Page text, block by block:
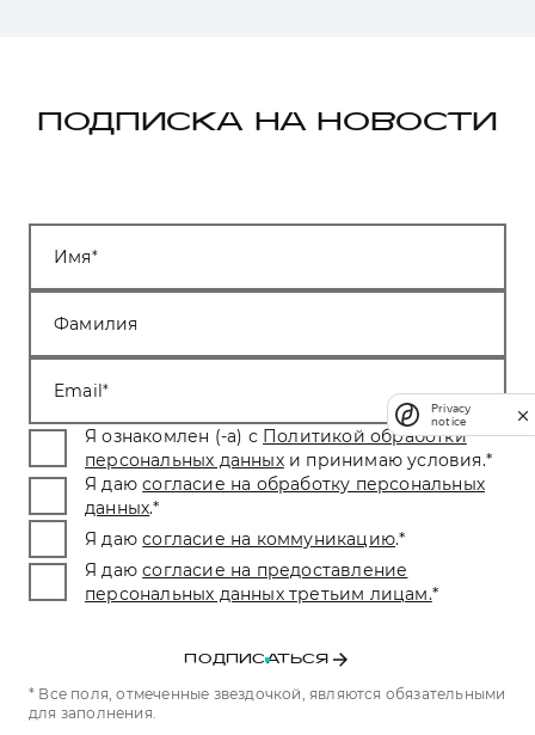
ПОДПИСКА НА НОВОСТИ
Имя
Фамилия
Email
Я ознакомлен (-а) с Политикой обработки
персональных данных и принимаю условия.*
Я даю согласие на обработку персональных
данных.*
Я даю согласие на коммуникацию.*
Я даю согласие на предоставление
персональных данных третьим лицам.*
ПОДПИСАТЬСЯ
* Все поля, отмеченные звездочкой, являются обязательными
для заполнения.
Privacy
notice